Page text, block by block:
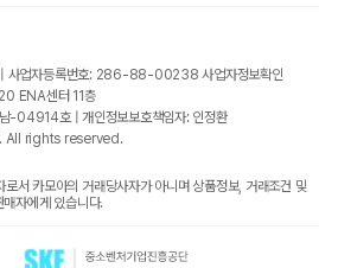
| 사업자등록번호: 286-88-00238 사업자정보확인
ENA센터 11층
-04914호 | 개인정보보호책임자: 인정환
All rights reserved.
로서 카모아의 거래당사자가 아니며 상품정보, 거래조건 및
자에게 있습니다.